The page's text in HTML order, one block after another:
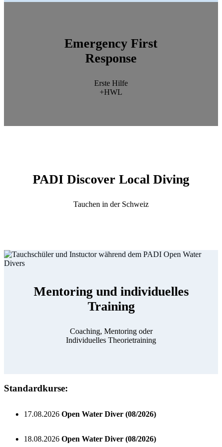
Emergency First
Response
Erste Hilfe
+HWL
PADI Discover Local Diving
Tauchen in der Schweiz
Mentoring und individuelles
Training
Coaching, Mentoring oder
Individuelles Theorietraining
Standardkurse:
17.08.2026 Open Water Diver (08/2026)
18.08.2026 Open Water Diver (08/2026)